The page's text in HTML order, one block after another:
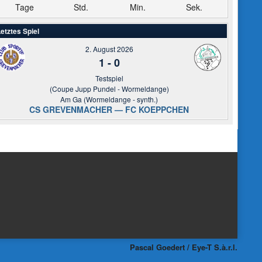
Tage Std. Min. Sek.
Spiel
2. August 2026
1 -0
Testspiel
(Coupe Jupp Pundel - Wormeldange)
Am Ga (Wormeldange - synth.)
CS GREVENMACHER — FC KOEPPCHEN
Pascal Goedert / Eye-T S.à.r.l.